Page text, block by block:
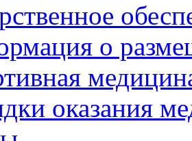
о
оказания